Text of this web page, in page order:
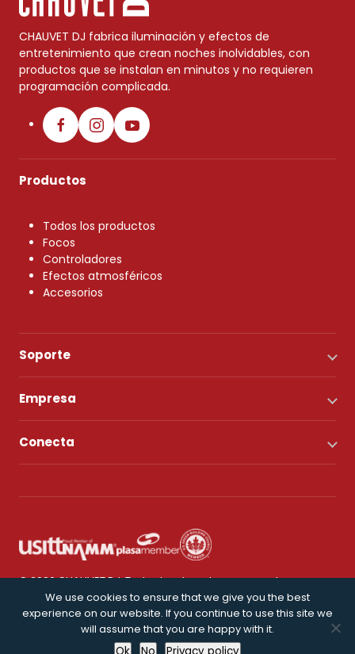
CHAUVET DJ fabrica iluminación y efectos de
entretenimiento que crean noches inolvidables, con
productos que se instalan en minutos y no requieren
programación complicada.
Productos
Todos los productos
Focos
Controladores
Efectos atmosféricos
Accesorios
Soporte
Empresa
Conecta
© 2026 CHAUVET DJ. Todos los derechos reservados.
Política de privacidad
We use cookies to ensure that we give you the best
experience on our website. If you continue to use this site we
will assume that you are happy with it.